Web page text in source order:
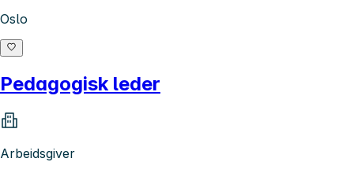
Oslo
Pedagogisk leder
Arbeidsgiver